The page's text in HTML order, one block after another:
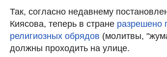
Так, согласно недавнему
Киясова, теперь в стране разрешено
религиозных обрядов (молитвы,
должны проходить на улице.